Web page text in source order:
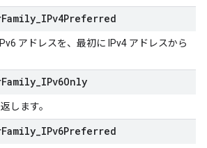
Family IPv4Preferred
アドレスを、最初に IPv4 アドレスから
Family IPv6Only
します。
Family IPv6Preferred